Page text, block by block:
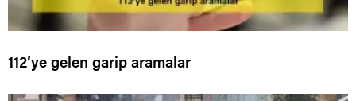
112’ye gelen garip aramalar